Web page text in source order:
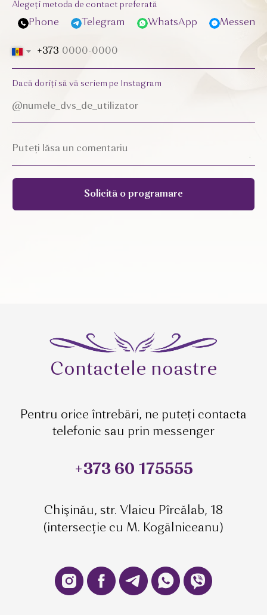
Alegeți metoda de contact preferată
Phone Telegram WhatsApp
+373
Dacă doriți să vă scriem pe Instagram
Solicită o programare
Contactele noastre
Pentru orice întrebări, ne puteți contacta
telefonic sau prin messenger
+373 60 175555
Chişinău, str. Vlaicu Pîrcălab, 18
(intersecție cu M. Kogălniceanu)